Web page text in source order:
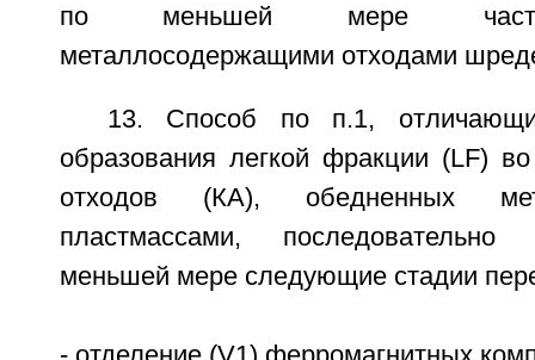
по меньшей мере
металлосодержащими отходами
13. Способ по п.1,
образования легкой фракции (LF)
отходов (КА), обедненных
пластмассами,
меньшей мере следующие стадии